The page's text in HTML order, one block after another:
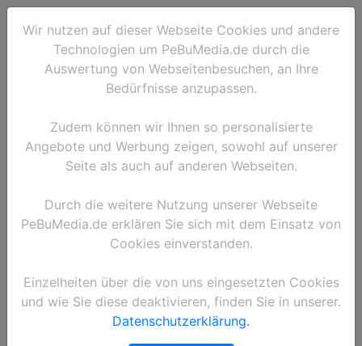
Wir nutzen auf dieser Webseite Cookies und andere
Technologien um PeBuMedia.de durch die
Auswertung von Webseitenbesuchen, an Ihre
Bedürfnisse anzupassen.
Zudem können wir Ihnen so personalisierte
Angebote und Werbung zeigen, sowohl auf unserer
Seite als auch auf anderen Webseiten.
Durch die weitere Nutzung unserer Webseite
PeBuMedia.de erklären Sie sich mit dem Einsatz von
Cookies einverstanden.
Einzelheiten über die von uns eingesetzten Cookies
und wie Sie diese deaktivieren, finden Sie in unserer.
Datenschutzerklärung.